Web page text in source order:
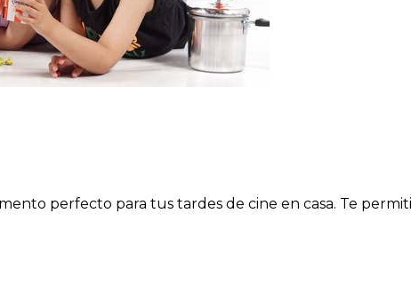
perfecto para tus tardes de cine en casa. Te